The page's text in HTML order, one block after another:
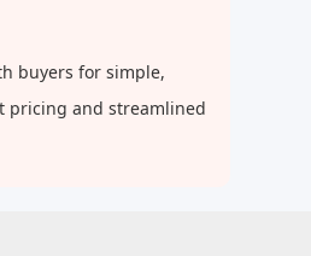
buyers for simple,
pricing and streamlined